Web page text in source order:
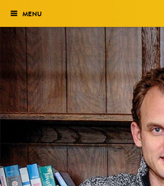
Verkiezing
Het traject
Historie
Genomineerden 2027
Uitslag 2026
MENU